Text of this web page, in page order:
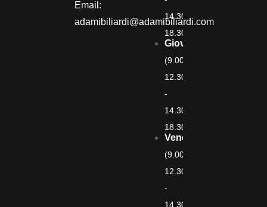
Email:
adamibiliardi@adamibiliardi.com
14.30-
18.30)
Giovedì
(9.00-
12.30
-
14.30-
18.30)
Venerdì
(9.00-
12.30
-
14.30-